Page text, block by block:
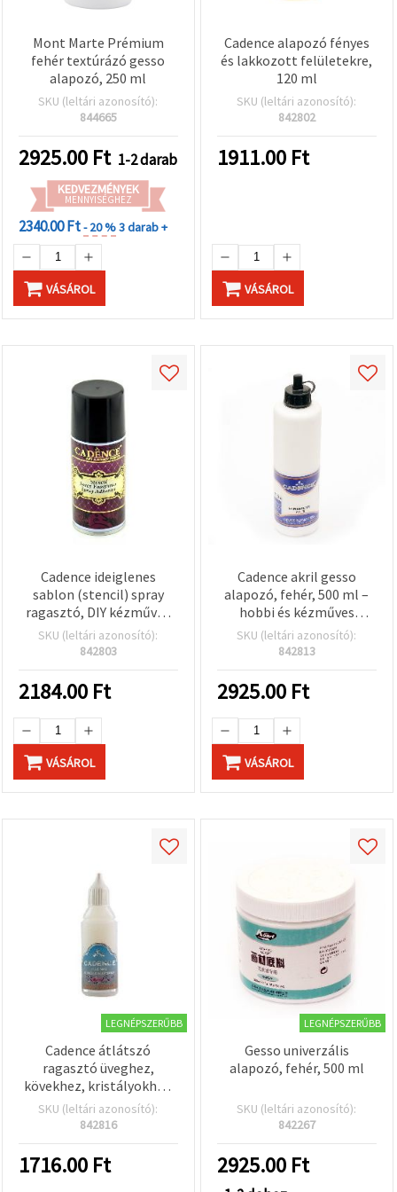
Mont Marte Prémium
fehér textúrázó gesso
alapozó, 250 ml
SKU (leltári azonosító):
844665
2925.00 Ft 1-2 darab
KEDVEZMÉNYEK
MENNYISÉGHEZ
2340.00 Ft- 20 %3 darab +
VÁSÁROL
Cadence alapozó fényes
és lakkozott felületekre,
120 ml
SKU (leltári azonosító):
842802
1911.00 Ft
VÁSÁROL
Cadence ideiglenes
sablon (stencil) spray
ragasztó, DIY kézműves
ragasztó, 150 ml
SKU (leltári azonosító):
842803
2184.00 Ft
VÁSÁROL
Cadence akril gesso
alapozó, fehér, 500 ml –
hobbi és kézműves
dekorációhoz
SKU (leltári azonosító):
842813
2925.00 Ft
VÁSÁROL
LEGNÉPSZERŰBB
Cadence átlátszó
ragasztó üveghez,
kövekhez, kristályokhoz
és strasszokhoz, 50 ml
SKU (leltári azonosító):
842816
1716.00 Ft
LEGNÉPSZERŰBB
Gesso univerzális
alapozó, fehér, 500 ml
SKU (leltári azonosító):
842267
2925.00 Ft